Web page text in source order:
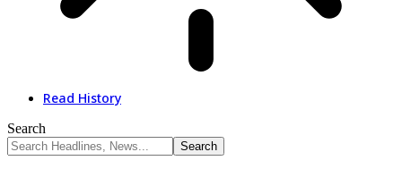
Read History
Search